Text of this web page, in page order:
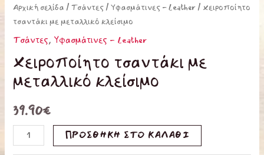
Αρχική σελίδα /Τσάντες/Υφασμάτινες - Leather/ Χειροποίητο
τσαντάκι με μεταλλικό κλείσιμο
Τσάντες, Υφασμάτινες - Leather
Χειροποίητο τσαντάκι με
μεταλλικό κλείσιμο
39.90€
ΠΡΟΣΘΉΚΗ ΣΤΟ ΚΑΛΆΘΙ